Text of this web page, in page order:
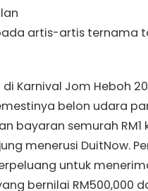
artis-artis ternama
Karnival Jom Heboh
belon udara
bayaran semurah RM1
menerusi DuitNow.
untuk
bernilai RM500,000